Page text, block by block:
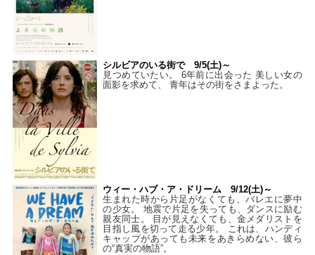
シルビアのいる街で 9/5(土)～
見つめていたい。 6年前に出会った 美しい女の
面影を求めて、 青年はその街をさまよった。
ウィー・ハブ・ア・ドリーム 9/12(土)～
生まれた時から片足がなくても、バレエに夢中
の少女。 地震で片足を失っても、ダンスに励む
親友同士。 目が見えなくても、金メダリストを
目指し風を切って走る少年。 これは、ハンディ
キャップがあっても未来をあきらめない、彼ら
の“真実の物語”。